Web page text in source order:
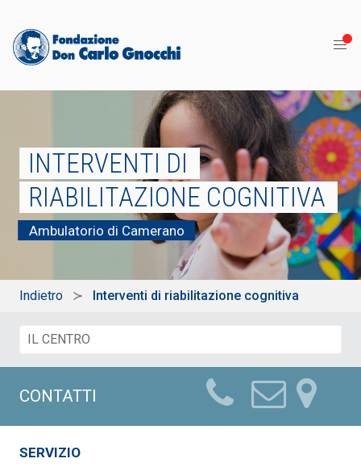
INTERVENTI DI
RIABILITAZIONE COGNITIVA
Ambulatorio di Camerano
Indietro Interventi di riabilitazione cognitiva
CONTATTI
SERVIZIO